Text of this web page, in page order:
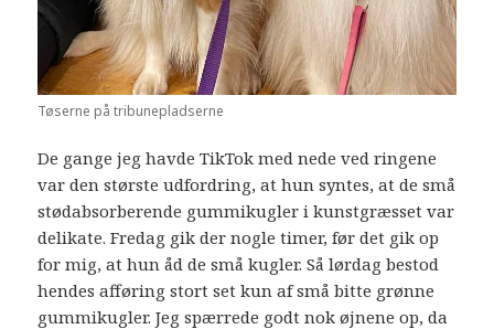
Tøserne på tribunepladserne
De gange jeg havde TikTok med nede ved ringene
var den største udfordring, at hun syntes, at de små
stødabsorberende gummikugler i kunstgræsset var
delikate. Fredag gik der nogle timer, før det gik op
for mig, at hun åd de små kugler. Så lørdag bestod
hendes afføring stort set kun af små bitte grønne
gummikugler. Jeg spærrede godt nok øjnene op, da